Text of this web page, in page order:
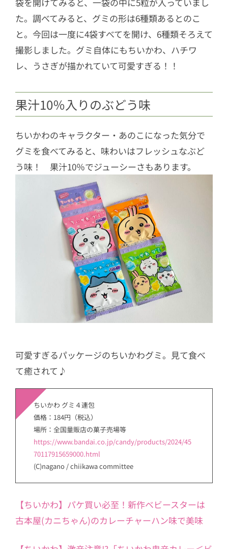
た。調べてみると、グミの形は6種類あるとのこ
と。今回は一度に4袋すべてを開け、6種類そろえて
撮影しました。グミ自体にもちいかわ、ハチワ
レ、うさぎが描かれていて可愛すぎる！！
果汁10％入りのぶどう味
ちいかわのキャラクター・あのこになった気分で
グミを食べてみると、味わいはフレッシュなぶど
う味！ 果汁10％でジューシーさもあります。
可愛すぎるパッケージのちいかわグミ。見て食べ
て癒されて♪
ちいかわ グミ４連包
価格：184円（税込）
場所：全国量販店の菓子売場等
https://www.bandai.co.jp/candy/products/2024/45
70117915659000.html
(C)nagano / chiikawa committee
【ちいかわ】パケ買い必至！新作ベビースターは
古本屋(カニちゃん)のカレーチャーハン味で美味